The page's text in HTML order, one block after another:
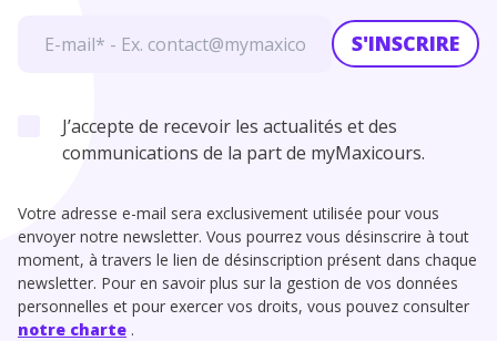
S'INSCRIRE
J’accepte de recevoir les actualités et des
communications de la part de myMaxicours.
Votre adresse e-mail sera exclusivement utilisée pour vous
envoyer notre newsletter. Vous pourrez vous désinscrire à tout
moment, à travers le lien de désinscription présent dans chaque
newsletter. Pour en savoir plus sur la gestion de vos données
personnelles et pour exercer vos droits, vous pouvez consulter
notre charte .